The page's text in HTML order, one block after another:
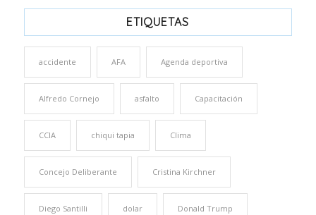
ETIQUETAS
accidente AFA Agenda deportiva
Alfredo Cornejo asfalto Capacitación
CCIA chiqui tapia Clima
Concejo Deliberante Cristina Kirchner
Diego Santilli dolar Donald Trump